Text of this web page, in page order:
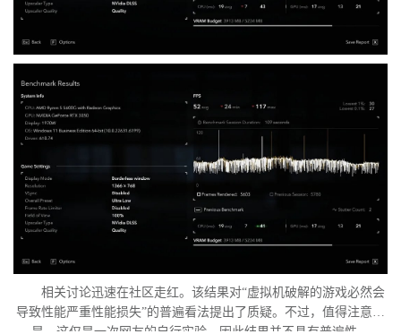
相关讨论迅速在社区走红。该结果对“虚拟机破解的游戏必然会
导致性能严重性能损失”的普遍看法提出了质疑。不过，值得注意的